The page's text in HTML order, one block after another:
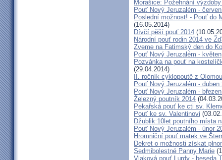
Morašice: Požehnání
Pouť Nový Jeruzalém -
Poslední možnost! - Pouť do
(16.05.2014)
Dívčí pěší pouť 2014
Národní pouť rodin 2014 ve
Zveme na Fatimský den do
Pouť Nový Jeruzalém - květen
Pozvánka na pouť na
(29.04.2014)
II. ročník cyklopoutě z
Pouť Nový Jeruzalém - duben
Pouť Nový Jeruzalém -
Železný poutník 2014
Pekařská pouť ke cti sv.
Pouť ke sv. Valentinovi
Džublik:10let poutního místa
Pouť Nový Jeruzalém - únor
Hromniční pouť matek ve
Dekret o možnosti získat
Sedmibolestné Panny Marie
Vlaková pouť Lurdy - beseda